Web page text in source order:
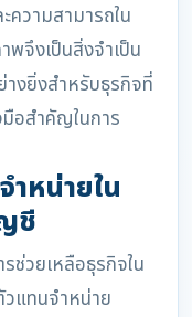
วามสามารถใน
พจึงเป็นสิ่งจำเป็น
างยิ่งสำหรับธุรกิจที่
อสำคัญในการ
หน่ายใน
ชี
ช่วยเหลือธุรกิจใน
วแทนจำหน่าย